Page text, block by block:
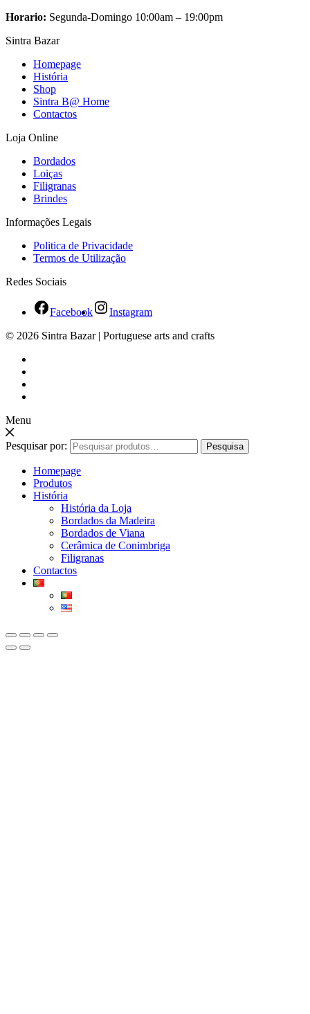
Horario: Segunda-Domingo 10:00am – 19:00pm
Sintra Bazar
Homepage
História
Shop
Sintra B@ Home
Contactos
Loja Online
Bordados
Loiças
Filigranas
Brindes
Informações Legais
Politica de Privacidade
Termos de Utilização
Redes Sociais
Facebook
Instagram
© 2026 Sintra Bazar | Portuguese arts and crafts
Menu
Pesquisar por: Pesquisa
Homepage
Produtos
História
História da Loja
Bordados da Madeira
Bordados de Viana
Cerâmica de Conimbriga
Filigranas
Contactos